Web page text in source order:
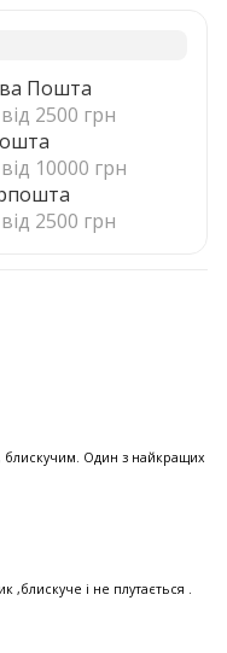
Пошта
2500 грн
10000 грн
2500 грн
блискучим. Один з найкращих
,блискуче і не плутається .